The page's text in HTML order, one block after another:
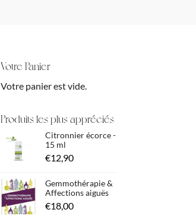
Votre Panier
Votre panier est vide.
Produits les plus appréciés
Citronnier écorce -
15 ml
€12,90
Gemmothérapie &
Affections aiguës
€18,00